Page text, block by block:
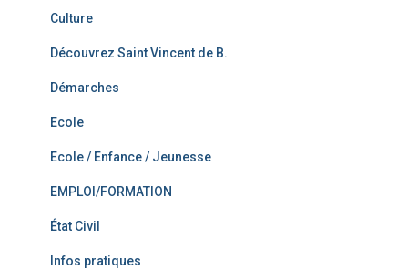
Culture
Découvrez Saint Vincent de B.
Démarches
Ecole
Ecole / Enfance / Jeunesse
EMPLOI/FORMATION
État Civil
Infos pratiques